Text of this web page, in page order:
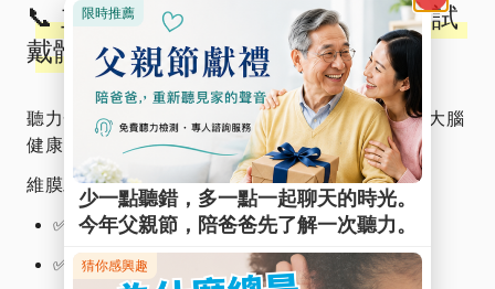
📞 立即行動｜免費預約聽力檢查與試
戴體驗
聽力一旦退化，無法逆轉。現在就是你保護聽力與大腦
健康的最佳時機！
維膜助聽器提供：
✅ 免費聽力檢查與評估
✅ 助聽器現場試戴與諮詢建議